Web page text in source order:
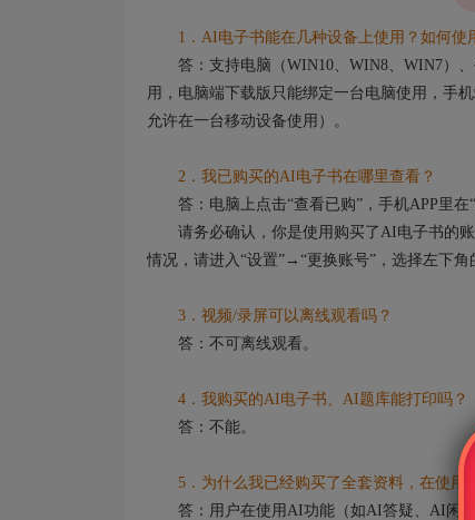
1．AI电子书能在几种设备上使用？如何使
答：支持电脑（WIN10、WIN8、WIN7）、
用，电脑端下载版只能绑定一台电脑使用，手
允许在一台移动设备使用）。
2．我已购买的AI电子书在哪里查看？
答：电脑上点击“查看已购”，手机APP里在“
请务必确认，你是使用购买了AI电子书的账
情况，请进入“设置”→“更换账号”，选择左下角
3．视频/录屏可以离线观看吗？
答：不可离线观看。
4．我购买的AI电子书、AI题库能打印吗？
答：不能。
5．为什么我已经购买了全套资料，在使用AI
答：用户在使用AI功能（如AI答疑、AI闲聊